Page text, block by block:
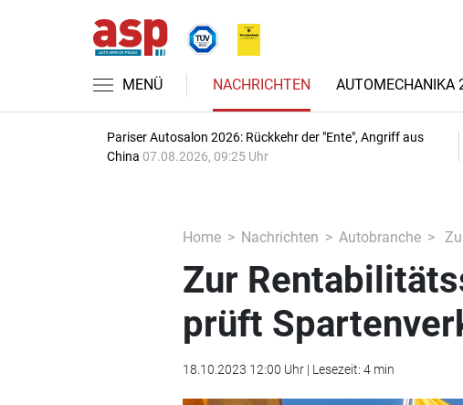
MENÜ NACHRICHTEN AUTOMECHANIKA
Pariser Autosalon 2026: Rückkehr der "Ente", Angriff aus
China 07.08.2026, 09:25 Uhr
Home Nachrichten Autobranche
Zur
prüft
18.10.2023 12:00 Uhr | Lesezeit: 4 min